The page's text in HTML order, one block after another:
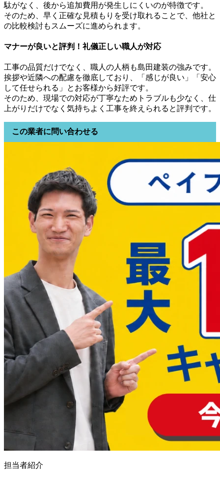
駄がなく、後から追加費用が発生しにくいのが特徴です。
そのため、早く正確な見積もりを受け取れることで、他社と
の比較検討もスムーズに進められます。
マナーが良いと評判！礼儀正しい職人が対応
工事の品質だけでなく、職人の人柄も島田建装の強みです。
挨拶や近隣への配慮を徹底しており、「感じが良い」「安心
して任せられる」とお客様から好評です。
そのため、現場での対応が丁寧なためトラブルも少なく、仕
上がりだけでなく気持ちよく工事を終えられると評判です。
この業者に問い合わせる
担当者紹介